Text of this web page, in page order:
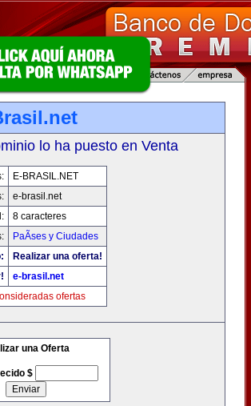
lo ha puesto en Venta
E-BRASIL.NET
e-brasil.net
8 caracteres
PaÃ­ses y Ciudades
Realizar una oferta!
e-brasil.net
ofertas
una Oferta
$